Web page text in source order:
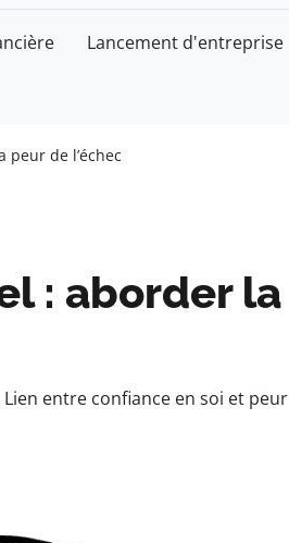
Lancement d'entreprise
de l’échec
: aborder la
Lien entre confiance en soi et peur